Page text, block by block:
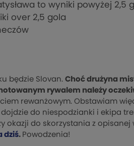
to wyniki powyżej 2,5
over 2,5 gola
będzie Slovan. Choć drużyna
rywalem należy
rewanżowym. Obstawiam
do niespodzianki i ekipa
okazji do skorzystania z
dziś. Powodzenia!